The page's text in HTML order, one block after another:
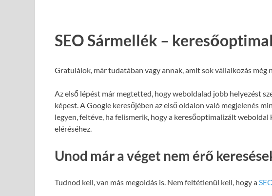
SEO Sármellék –
Gratulálok, már tudatában vagy annak, amit sok vállalkozás még
Az első lépést már megtetted, hogy weboldalad jobb helyezést
képest. A Google keresőjében az első oldalon való megjelenés
legyen, feltéve, ha felismerik, hogy a keresőoptimalizált weboldal
eléréséhez.
Unod már a véget nem érő
Tudnod kell, van más megoldás is. Nem feltétlenül kell, hogy a